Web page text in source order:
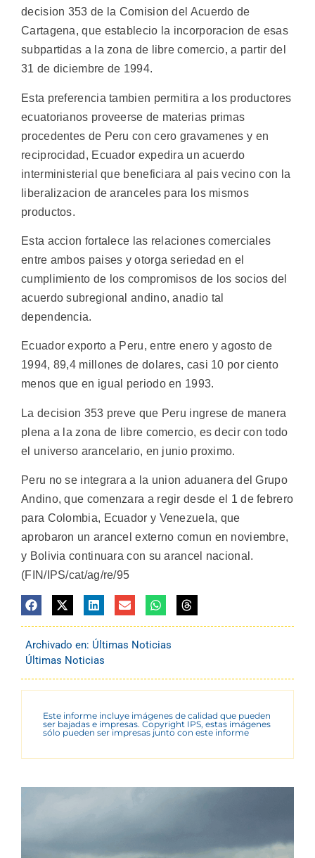
decision 353 de la Comision del Acuerdo de
Cartagena, que establecio la incorporacion de esas
subpartidas a la zona de libre comercio, a partir del
31 de diciembre de 1994.
Esta preferencia tambien permitira a los productores
ecuatorianos proveerse de materias primas
procedentes de Peru con cero gravamenes y en
reciprocidad, Ecuador expedira un acuerdo
interministerial que beneficiara al pais vecino con la
liberalizacion de aranceles para los mismos
productos.
Esta accion fortalece las relaciones comerciales
entre ambos paises y otorga seriedad en el
cumplimiento de los compromisos de los socios del
acuerdo subregional andino, anadio tal
dependencia.
Ecuador exporto a Peru, entre enero y agosto de
1994, 89,4 millones de dolares, casi 10 por ciento
menos que en igual periodo en 1993.
La decision 353 preve que Peru ingrese de manera
plena a la zona de libre comercio, es decir con todo
el universo arancelario, en junio proximo.
Peru no se integrara a la union aduanera del Grupo
Andino, que comenzara a regir desde el 1 de febrero
para Colombia, Ecuador y Venezuela, que
aprobaron un arancel externo comun en noviembre,
y Bolivia continuara con su arancel nacional.
(FIN/IPS/cat/ag/re/95
Archivado en: Últimas Noticias
Últimas Noticias
Este informe incluye imágenes de calidad que pueden
ser bajadas e impresas. Copyright IPS, estas imágenes
sólo pueden ser impresas junto con este informe